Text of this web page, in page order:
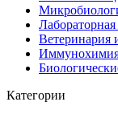
Категории